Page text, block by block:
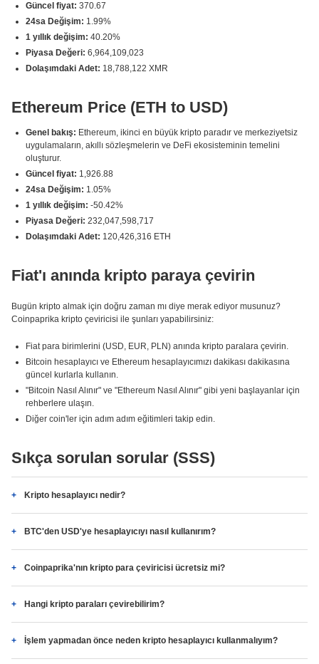
Güncel fiyat: 370.67
24sa Değişim: 1.99%
1 yıllık değişim: 40.20%
Piyasa Değeri: 6,964,109,023
Dolaşımdaki Adet: 18,788,122 XMR
Ethereum Price (ETH to USD)
Genel bakış: Ethereum, ikinci en büyük kripto paradır ve merkeziyetsiz
uygulamaların, akıllı sözleşmelerin ve DeFi ekosisteminin temelini
oluşturur.
Güncel fiyat: 1,926.88
24sa Değişim: 1.05%
1 yıllık değişim: -50.42%
Piyasa Değeri: 232,047,598,717
Dolaşımdaki Adet: 120,426,316 ETH
Fiat'ı anında kripto paraya çevirin
Bugün kripto almak için doğru zaman mı diye merak ediyor musunuz?
Coinpaprika kripto çeviricisi ile şunları yapabilirsiniz:
Fiat para birimlerini (USD, EUR, PLN) anında kripto paralara çevirin.
Bitcoin hesaplayıcı ve Ethereum hesaplayıcımızı dakikası dakikasına
güncel kurlarla kullanın.
"Bitcoin Nasıl Alınır" ve "Ethereum Nasıl Alınır" gibi yeni başlayanlar için
rehberlere ulaşın.
Diğer coin'ler için adım adım eğitimleri takip edin.
Sıkça sorulan sorular (SSS)
Kripto hesaplayıcı nedir?
BTC'den USD'ye hesaplayıcıyı nasıl kullanırım?
Coinpaprika'nın kripto para çeviricisi ücretsiz mi?
Hangi kripto paraları çevirebilirim?
İşlem yapmadan önce neden kripto hesaplayıcı kullanmalıyım?